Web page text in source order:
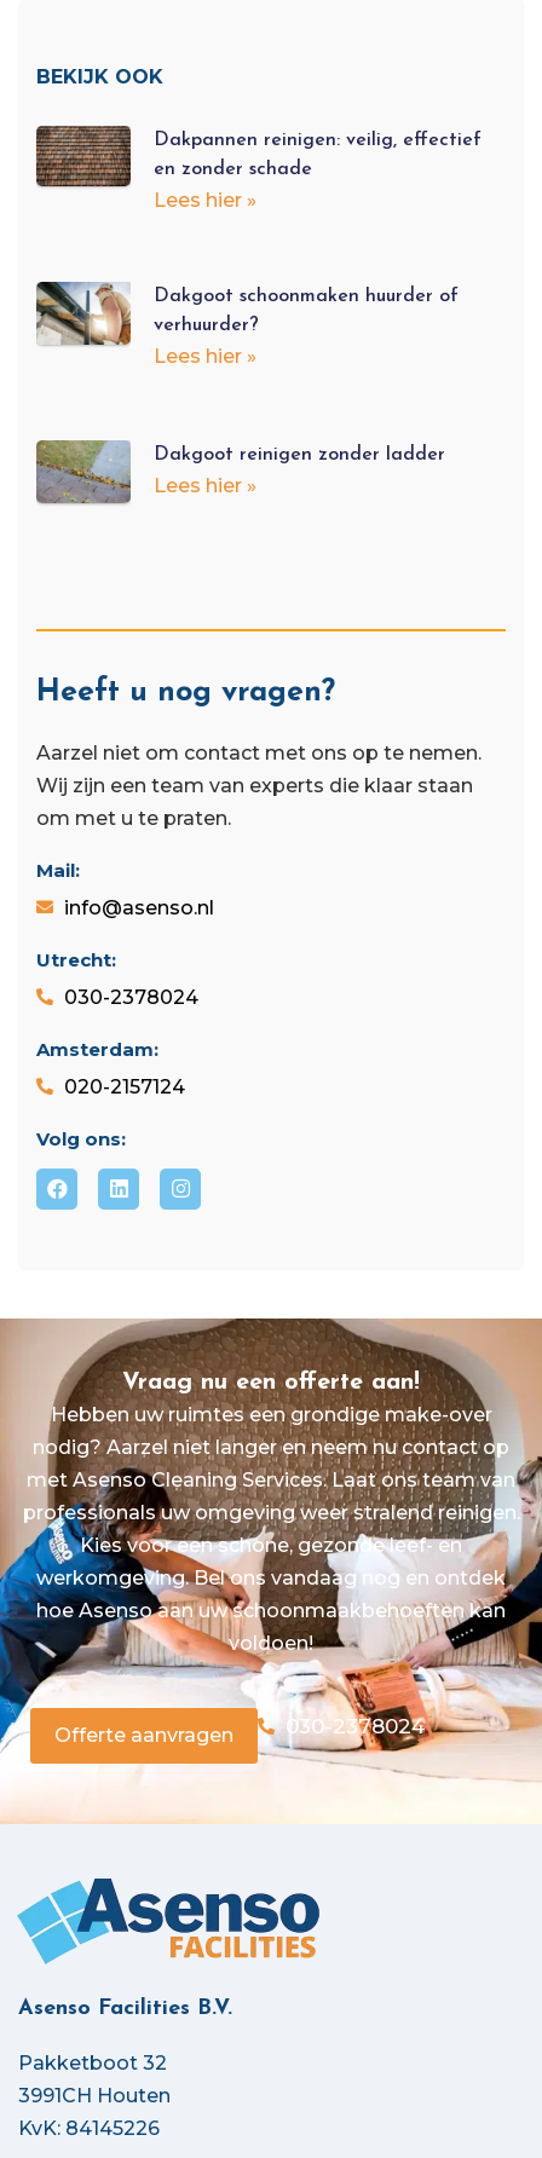
BEKIJK OOK
Dakpannen reinigen: veilig, effectief
en zonder schade
Lees hier »
Dakgoot schoonmaken huurder of
verhuurder?
Lees hier »
Dakgoot reinigen zonder ladder
Lees hier »
Heeft u nog vragen?
Aarzel niet om contact met ons op te nemen.
Wij zijn een team van experts die klaar staan ​​
om met u te praten.
Mail:
info@asenso.nl
Utrecht:
030-2378024
Amsterdam:
020-2157124
Volg ons:
Vraag nu een offerte aan!
Hebben uw ruimtes een grondige make-over
nodig? Aarzel niet langer en neem nu contact op
met Asenso Cleaning Services. Laat ons team van
professionals uw omgeving weer stralend reinigen.
Kies voor een schone, gezonde leef- en
werkomgeving. Bel ons vandaag nog en ontdek
hoe Asenso aan uw schoonmaakbehoeften kan
voldoen!
Offerte aanvragen 030-2378024
Asenso Facilities B.V.
Pakketboot 32
3991CH Houten
KvK: 84145226